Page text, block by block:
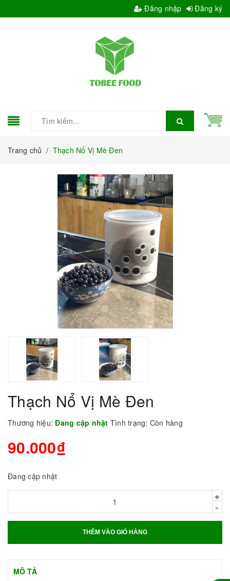
Đăng nhập Đăng ký
Trang chủ / Thạch Nổ Vị Mè Đen
Thạch Nổ Vị Mè Đen
Thương hiệu: Đang cập nhật Tình trạng: Còn hàng
90.000₫
Đang cập nhật
+
-
THÊM VÀO GIỎ HÀNG
MÔ TẢ